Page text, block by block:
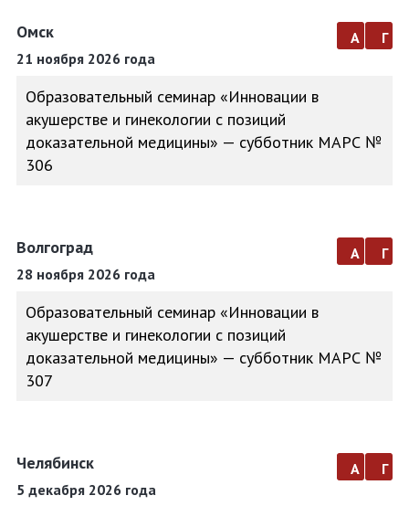
Омск
21 ноября 2026 года
а г
Образовательный семинар «Инновации в
акушерстве и гинекологии с позиций
доказательной медицины» — субботник МАРС №
306
Волгоград
28 ноября 2026 года
а г
Образовательный семинар «Инновации в
акушерстве и гинекологии с позиций
доказательной медицины» — субботник МАРС №
307
Челябинск
5 декабря 2026 года
а г